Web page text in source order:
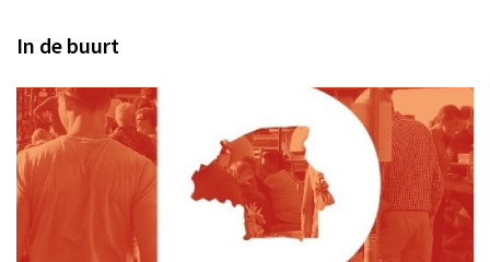
In de buurt